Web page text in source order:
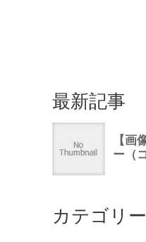
最新記事
カテゴリー